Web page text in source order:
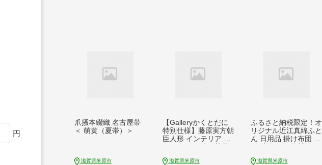
円
爪掻本綴織 名古屋帯
＜ 萌黄（夏帯）＞
滋賀県米原市
【Galleryかくとだに
特別仕様】藤原実方朝
臣人形 インテリア 真
滋賀県米原市
ふるさと納税限定！オ
リジナル近江真綿ふと
ん 日用品 掛け布団 布
滋賀県米原市